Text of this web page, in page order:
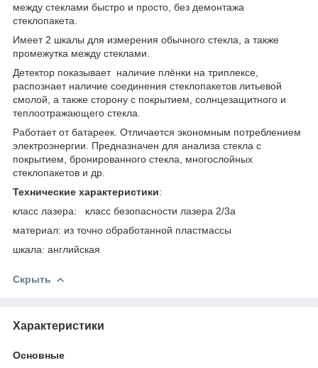
между стеклами быстро и просто, без демонтажа
стеклопакета.
Имеет 2 шкалы для измерения обычного стекла, а также
промежутка между стеклами.
Детектор показывает наличие плёнки на триплексе,
распознает наличие соединения стеклопакетов литьевой
смолой, а также сторону с покрытием, солнцезащитного и
теплоотражающего стекла.
Работает от батареек. Отличается экономным потреблением
электроэнергии. Предназначен для анализа стекла с
покрытием, бронированного стекла, многослойных
стеклопакетов и др.
Технические характеристики:
класс лазера:
класс безопасности лазера 2/3a
материал: из точно обработанной пластмассы
шкала: английская
Скрыть
Характеристики
Основные